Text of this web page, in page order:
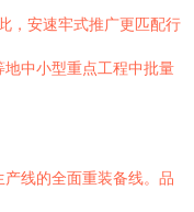
，安速牢式推广更匹配行
中小型重点工程中批量
线的全面重装备线。品